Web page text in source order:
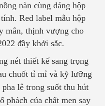
nàn cùng dáng hộp
Red label mẫu hộp
mắn, thịnh vượng cho
đầy khởi sắc.
nét thiết kế sang trọng
chuốt tỉ mỉ và kỹ lưỡng
lê trong suốt thu hút
phách của chất men say